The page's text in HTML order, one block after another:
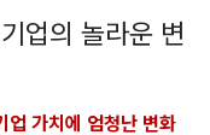
업의 놀라운 변
업 가치에 엄청난 변화